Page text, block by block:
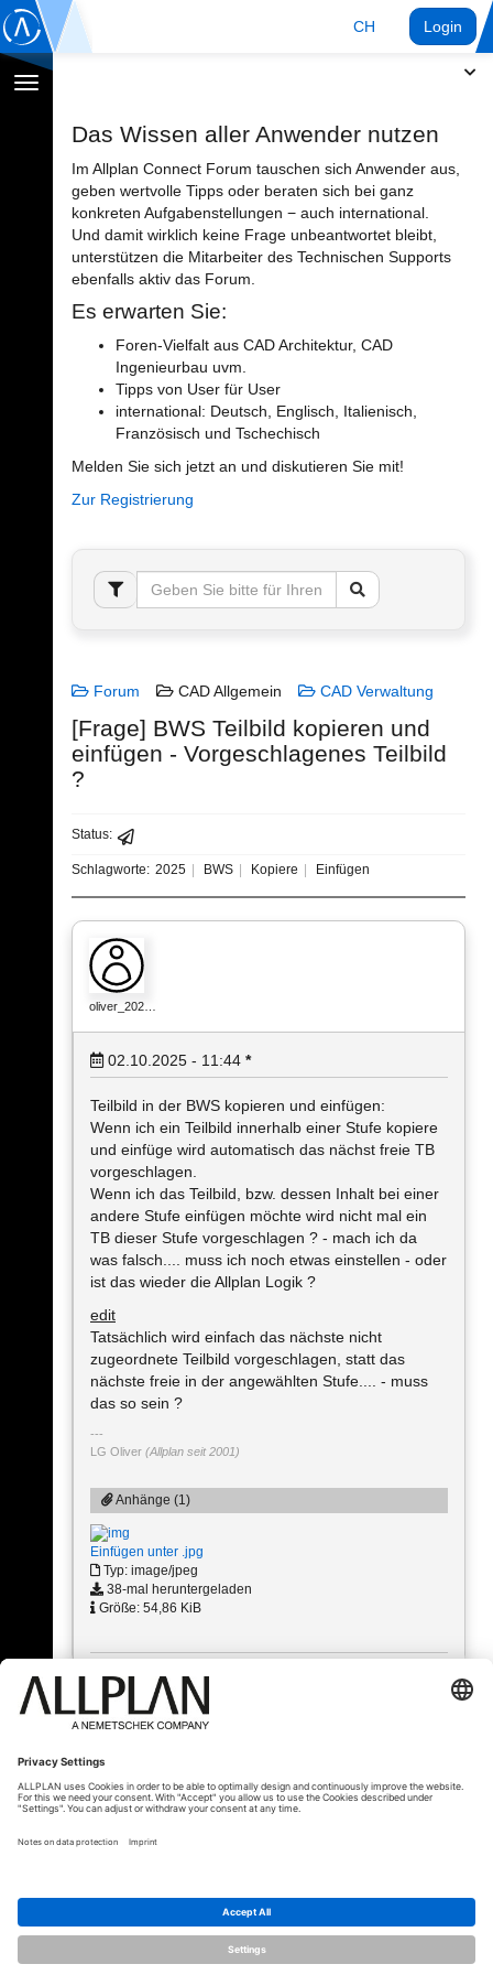
CH Login
Navigation
Das Wissen aller Anwender nutzen
Im Allplan Connect Forum tauschen sich Anwender aus,
geben wertvolle Tipps oder beraten sich bei ganz
konkreten Aufgabenstellungen − auch international.
Und damit wirklich keine Frage unbeantwortet bleibt,
unterstützen die Mitarbeiter des Technischen Supports
ebenfalls aktiv das Forum.
Es erwarten Sie:
Foren-Vielfalt aus CAD Architektur, CAD
Ingenieurbau uvm.
Tipps von User für User
international: Deutsch, Englisch, Italienisch,
Französisch und Tschechisch
Melden Sie sich jetzt an und diskutieren Sie mit!
Zur Registrierung
Forum CAD Allgemein CAD Verwaltung
[Frage] BWS Teilbild kopieren und
einfügen - Vorgeschlagenes Teilbild
?
Status:
Schlagworte: 2025 BWS Kopiere Einfügen
oliver_202…
02.10.2025 - 11:44 *
Teilbild in der BWS kopieren und einfügen:
Wenn ich ein Teilbild innerhalb einer Stufe kopiere
und einfüge wird automatisch das nächst freie TB
vorgeschlagen.
Wenn ich das Teilbild, bzw. dessen Inhalt bei einer
andere Stufe einfügen möchte wird nicht mal ein
TB dieser Stufe vorgeschlagen ? - mach ich da
was falsch.... muss ich noch etwas einstellen - oder
ist das wieder die Allplan Logik ?
edit
Tatsächlich wird einfach das nächste nicht
zugeordnete Teilbild vorgeschlagen, statt das
nächste freie in der angewählten Stufe.... - muss
das so sein ?
LG Oliver (Allplan seit 2001)
Anhänge (1)
Einfügen unter .jpg
Typ: image/jpeg
38-mal heruntergeladen
Größe: 54,86 KiB
« Zurück
© ALLPLAN Schweiz AG ALLPLAN ist Teil derNemetschek Group